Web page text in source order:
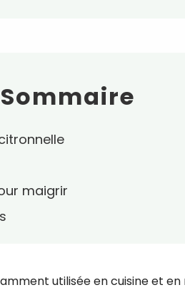
Sommaire
maigrir
utilisée en cuisine et